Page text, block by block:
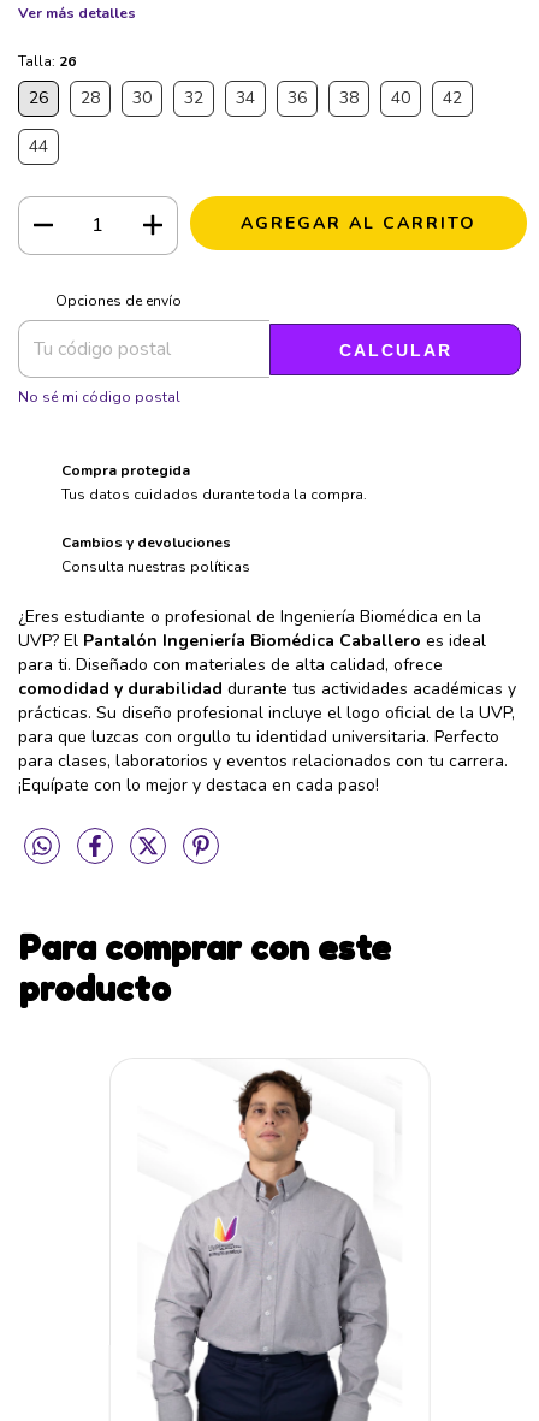
Ver más detalles
Talla: 26
26 28 30 32 34 36 38 40 42
44
Entregas para el CP:
Opciones de envío
CALCULAR
No sé mi código postal
Compra protegida
Tus datos cuidados durante toda la compra.
Cambios y devoluciones
Consulta nuestras políticas
¿Eres estudiante o profesional de Ingeniería Biomédica en la
UVP? El Pantalón Ingeniería Biomédica Caballero es ideal
para ti. Diseñado con materiales de alta calidad, ofrece
comodidad y durabilidad durante tus actividades académicas y
prácticas. Su diseño profesional incluye el logo oficial de la UVP,
para que luzcas con orgullo tu identidad universitaria. Perfecto
para clases, laboratorios y eventos relacionados con tu carrera.
¡Equípate con lo mejor y destaca en cada paso!
Para comprar con este
producto